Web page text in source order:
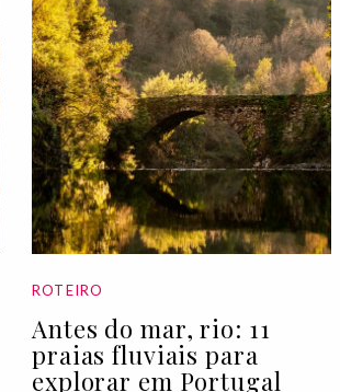
ROTEIRO
Antes do mar, rio: 11
praias fluviais para
explorar em Portugal